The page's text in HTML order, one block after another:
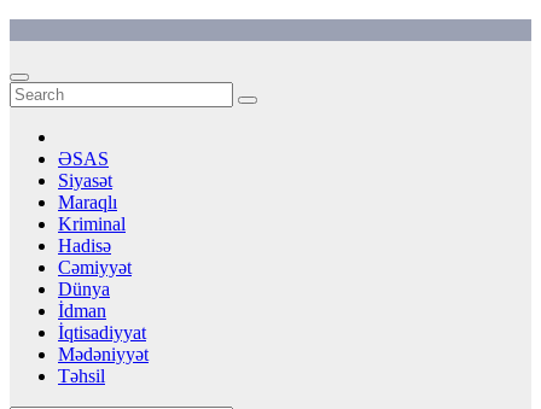
content
ƏSAS
Siyasət
Maraqlı
Kriminal
Hadisə
Cəmiyyət
Dünya
İdman
İqtisadiyyat
Mədəniyyət
Təhsil